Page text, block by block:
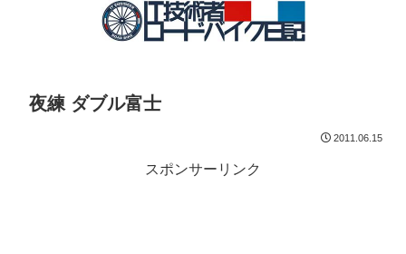
夜練 ダブル富士
2011.06.15
スポンサーリンク